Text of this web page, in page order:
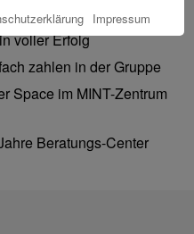
Spenden-
voller Erfolg
zahlen in der Gruppe
Space im MINT-Zentrum
Beratungs-Center
Impressum